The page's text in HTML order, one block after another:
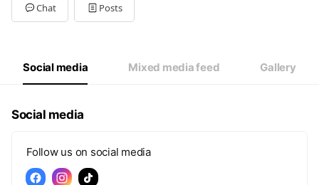
Chat Posts
Social media Mixed media feed Gallery
Social media
Follow us on social media